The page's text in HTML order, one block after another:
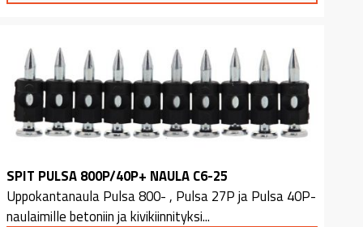
SPIT PULSA 800P/40P+ NAULA C6-25
Uppokantanaula Pulsa 800- , Pulsa 27P ja Pulsa 40P-
naulaimille betoniin ja kivikiinnityksi...